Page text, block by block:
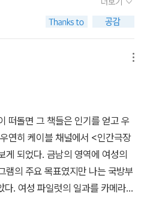
그자체로 주관적폭력을 배양하는
자유주의적 자본주의체제는내재
만 한다. 문제는 그런주관적 폭력
돌리게 만들어 스스로의 체제에
시대의 '가장 위험한 철학자' 지
가능한 것인지도 의문이다. 하지
트'하도록 느끼게 해주며, 내가 살
'을-그것이 반드시 혁명과 진보적
이나마 바라볼 수 있게 해준다는
턱을 넘어서게 될지, 그리고 언제
모르겠지만, 적어도 당분간 난 그
선하기 위한 방법을 모색해야 한
이 아니라, 사회-문화적으로 우리
내는 일, 그것이 바로 우리가 다른
.
」 ‘폭력이란 무엇인가?’ 의 답은
람들이 ‘폭력’이라는 단어로 떠올
에 바로 보이는 것들이지만, 사실
지 못하는 수레와 같은 것이다. 우
켜고 감시하지만, 문제는 수레 안
는 형식, 그것 자체다. 「소로스는
해 착취를 일삼는 동시에 고삐 풀
사회적 결과에 대한 인도주의적
과만 보더라도 스스로의 행동을
진다. 그는 업무 시간의 반은 금
국가에 문화적·민주주의적 활동
는 등, 인도주의적 활동에 할애한
마크에 대한 무슬림들의 폭력, 이
이 어떻게 관여했는지, 기저에 깔
. 예를 들면 이런 식이다. 빌 게
는 수억 달러를 기아와 말라리아
이웃을 사랑하는 것처럼 보인다.
기부하려면 일단 돈을 벌어들여
독한 사업가의 면모가 있다. 실질
키거나 사들이고, 목적을 달성하
원한다. 그의 자선은 무자비한 이
적 착취라는 얼굴을 감추고 있는
을 두고 있습니다. 그렇지만 지젝
을 두지 않는 것은 아닙니다. 보통
유발하는 것이 다름아닌 구조적 폭
담론을 차지하는 관용적 자유
적이고 물리적인 폭력과 이데올
의 폭력을 반대하는 것입니다.
력에만 초점이 맞추어져 있습니
의 투쟁이며, 동시에 각종 차별에
의 폭력은 시야에서 사라져버렸을
는 것을 방해하고 있습니다. 구조
체계가 정상적으로 작동할 때 나타
르는 폭력, 주관적 폭력이 정상적
떠돌면 그 책들은 인기를 얻고 우
연히 케이블 채널에서 <인간극장
게 되었다. 금남의 영역에 여성의
램의 주요 목표였지만 나는 국방부
. 여성 파일럿의 일과를 카메라가